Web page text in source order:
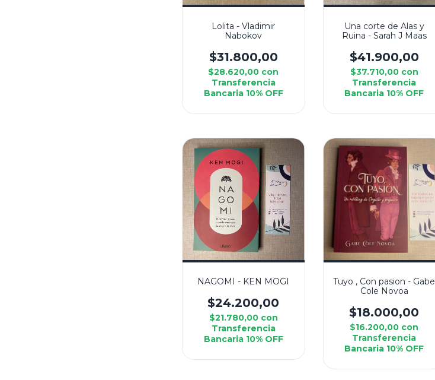
Lolita - Vladimir
Nabokov
$31.800,00
$28.620,00 con
Transferencia
Bancaria 10% OFF
Una corte de Alas y
Ruina - Sarah J Maas
$41.900,00
$37.710,00 con
Transferencia
Bancaria 10% OFF
NAGOMI - KEN MOGI
$24.200,00
$21.780,00 con
Transferencia
Bancaria 10% OFF
Tuyo , Con pasion - Gabe
Cole Novoa
$18.000,00
$16.200,00 con
Transferencia
Bancaria 10% OFF